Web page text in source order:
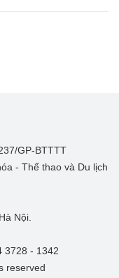
GP-BTTTT
- Thể thao và Du lịch
Nội.
3728 - 1342
reserved